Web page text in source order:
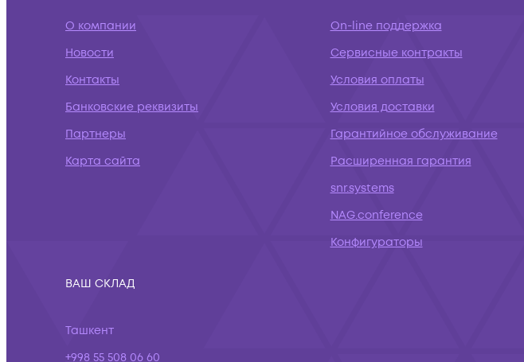
О компании
Новости
Контакты
Банковские реквизиты
Партнеры
Карта сайта
On-line поддержка
Сервисные контракты
Условия оплаты
Условия доставки
Гарантийное обслуживание
Расширенная гарантия
snr.systems
NAG.conference
Конфигураторы
ВАШ СКЛАД
Ташкент
+998 55 508 06 60